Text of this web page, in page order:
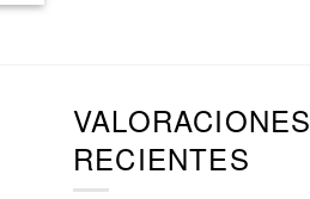
VALORACIONES
RECIENTES